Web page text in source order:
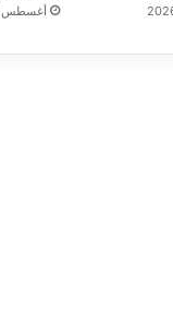
أغسطس 7, 2026